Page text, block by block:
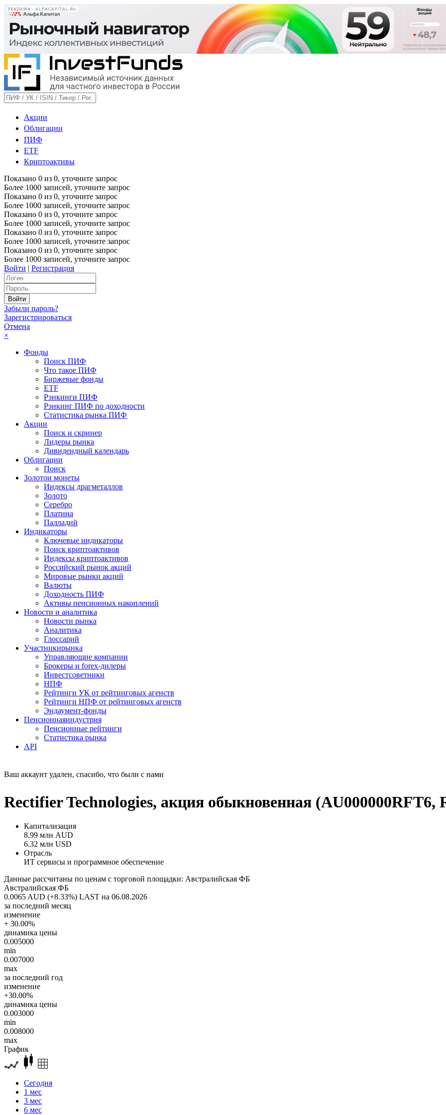
РЕКЛАМА • ALFACAPITAL.RU
Акции
Облигации
ПИФ
ETF
Криптоактивы
Показано 0 из 0, уточните запрос
Более 1000 записей, уточните запрос
Показано 0 из 0, уточните запрос
Более 1000 записей, уточните запрос
Показано 0 из 0, уточните запрос
Более 1000 записей, уточните запрос
Показано 0 из 0, уточните запрос
Более 1000 записей, уточните запрос
Показано 0 из 0, уточните запрос
Более 1000 записей, уточните запрос
Войти | Регистрация
Забыли пароль?
Зарегистрироваться
Отмена
×
Фонды
Поиск ПИФ
Что такое ПИФ
Биржевые фонды
ETF
Рэнкинги ПИФ
Рэнкинг ПИФ по доходности
Статистика рынка ПИФ
Акции
Поиск и скринер
Лидеры рынка
Дивидендный календарь
Облигации
Поиск
Золотои монеты
Индексы драгметаллов
Золото
Серебро
Платина
Палладий
Индикаторы
Ключевые индикаторы
Поиск криптоактивов
Индексы криптоактивов
Российский рынок акций
Мировые рынки акций
Валюты
Доходность ПИФ
Активы пенсионных накоплений
Новости и аналитика
Новости рынка
Аналитика
Глоссарий
Участникирынка
Управляющие компании
Брокеры и forex-дилеры
Инвестсоветники
НПФ
Рейтинги УК от рейтинговых агенств
Рейтинги НПФ от рейтинговых агенств
Эндаумент-фонды
Пенсионнаяиндустрия
Пенсионные рейтинги
Статистика рынка
API
Ваш аккаунт удален, спасибо, что были с нами
Rectifier Technologies, акция обыкновенная (AU000000RFT6,
Капитализация
8.99 млн AUD
6.32 млн USD
Отрасль
ИТ сервисы и программное обеспечение
Данные рассчитаны по ценам с торговой площадки: Австралийская ФБ
Австралийская ФБ
0.0065 AUD (+8.33%) LAST на 06.08.2026
за последний месяц
изменение
+ 30.00%
динамика цены
0.005000
min
0.007000
max
за последний год
изменение
+30.00%
динамика цены
0.003000
min
0.008000
max
График
Сегодня
1 мес
3 мес
6 мес